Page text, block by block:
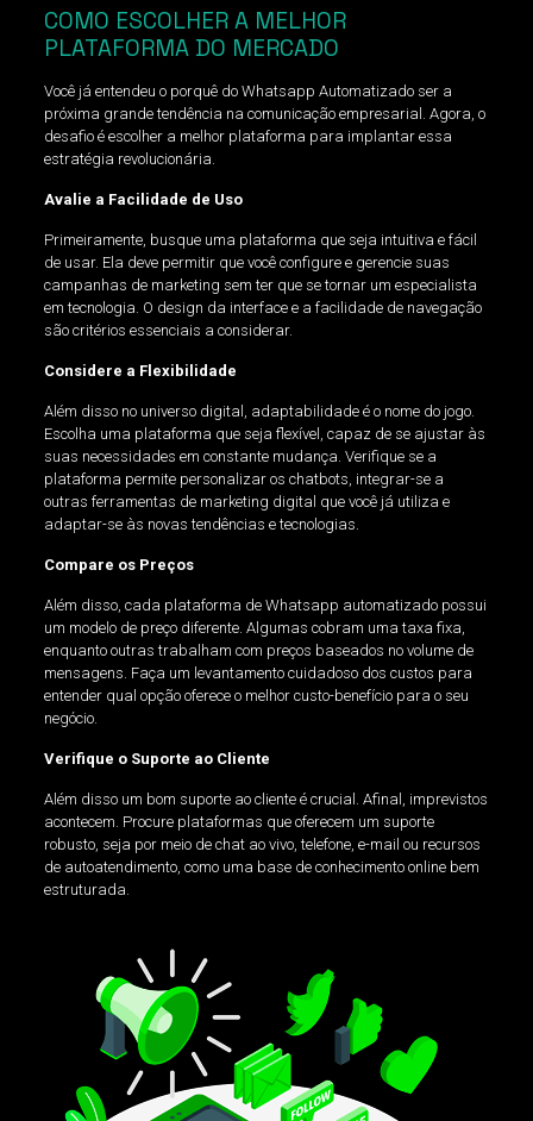
COMO ESCOLHER A MELHOR
PLATAFORMA DO MERCADO
Você já entendeu o porquê do Whatsapp Automatizado ser a
próxima grande tendência na comunicação empresarial. Agora, o
desafio é escolher a melhor plataforma para implantar essa
estratégia revolucionária.
Avalie a Facilidade de Uso
Primeiramente, busque uma plataforma que seja intuitiva e fácil
de usar. Ela deve permitir que você configure e gerencie suas
campanhas de marketing sem ter que se tornar um especialista
em tecnologia. O design da interface e a facilidade de navegação
são critérios essenciais a considerar.
Considere a Flexibilidade
Além disso no universo digital, adaptabilidade é o nome do jogo.
Escolha uma plataforma que seja flexível, capaz de se ajustar às
suas necessidades em constante mudança. Verifique se a
plataforma permite personalizar os chatbots, integrar-se a
outras ferramentas de marketing digital que você já utiliza e
adaptar-se às novas tendências e tecnologias.
Compare os Preços
Além disso, cada plataforma de Whatsapp automatizado possui
um modelo de preço diferente. Algumas cobram uma taxa fixa,
enquanto outras trabalham com preços baseados no volume de
mensagens. Faça um levantamento cuidadoso dos custos para
entender qual opção oferece o melhor custo-benefício para o seu
negócio.
Verifique o Suporte ao Cliente
Além disso um bom suporte ao cliente é crucial. Afinal, imprevistos
acontecem. Procure plataformas que oferecem um suporte
robusto, seja por meio de chat ao vivo, telefone, e-mail ou recursos
de autoatendimento, como uma base de conhecimento online bem
estruturada.